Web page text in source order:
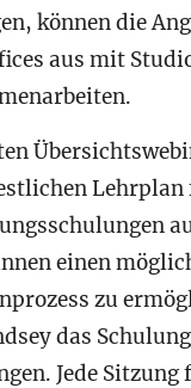
können die
aus mit
Lehrplan
einen
zu
das
Jede Sitzung